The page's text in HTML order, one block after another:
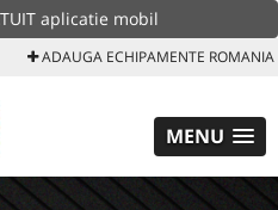
aplicatie mobil
ADAUGA ECHIPAMENTE ROMANIA
MENU